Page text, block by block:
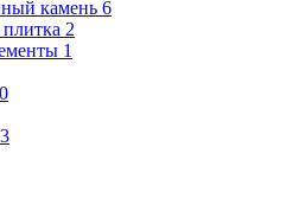
камень 6
2
1